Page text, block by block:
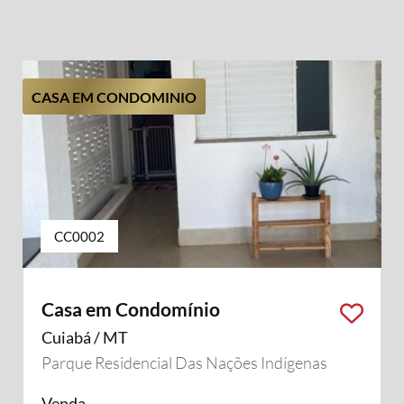
CASA EM CONDOMINIO
CC0002
Casa em Condomínio
Cuiabá / MT
Parque Residencial Das Nações Indígenas